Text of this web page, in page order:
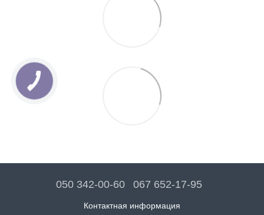
050 342-00-60 067 652-17-95
Контактная информация